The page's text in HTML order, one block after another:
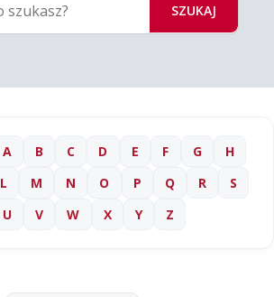
SZUKAJ
A B C D E F G
H
L M N O P Q R
S
U V W X Y Z